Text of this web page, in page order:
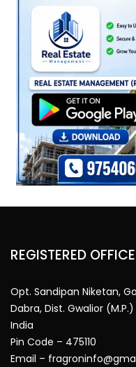
REGISTERED OFFICE
Opt. Sandipan Niketan,
Dabra, Dist. Gwalior (M.P.)
India
Pin Code – 475110
Email –